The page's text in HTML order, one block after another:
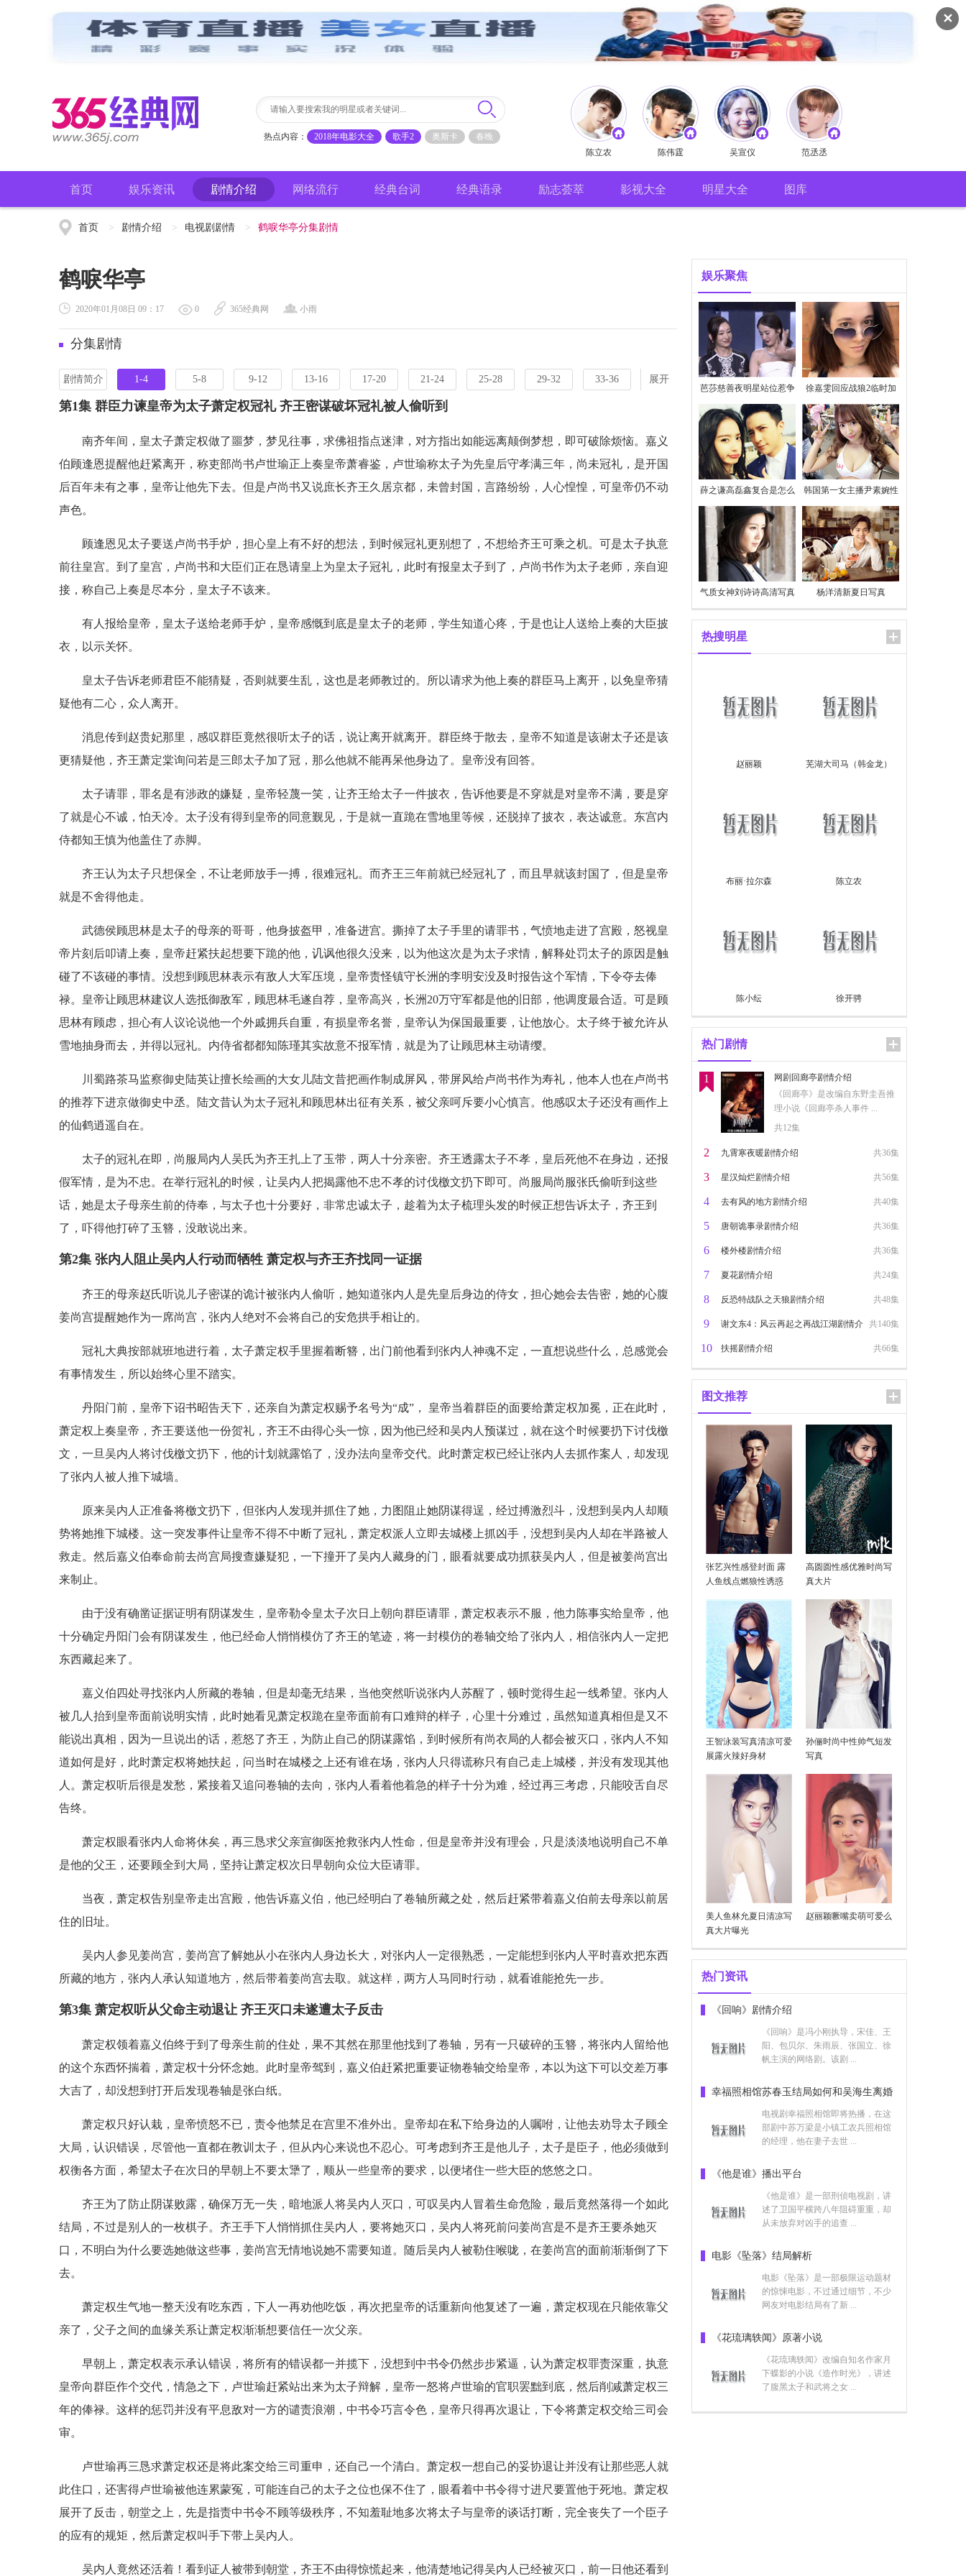
✕
热点内容： 2018年电影大全 歌手2 奥斯卡
春晚
陈立农
陈伟霆 吴宣仪 范丞丞
首页 娱乐资讯 剧情介绍 网络流行 经典台词 经典语录 励志荟萃 影视大全 明星大全 图库
首页 > 剧情介绍 > 电视剧剧情 > 鹤唳华亭分集剧情
鹤唳华亭
2020年01月08日 09：17 0 365经典网 小雨
分集剧情
展开
剧情简介 1-4 5-8 9-12 13-16 17-20 21-24 25-28 29-32 33-36
第1集 群臣力谏皇帝为太子萧定权冠礼 齐王密谋破坏冠礼被人偷听到
南齐年间，皇太子萧定权做了噩梦，梦见往事，求佛祖指点迷津，对方指出如能远离颠倒梦想，即可破除烦恼。嘉义
伯顾逢恩提醒他赶紧离开，称吏部尚书卢世瑜正上奏皇帝萧睿鉴，卢世瑜称太子为先皇后守孝满三年，尚未冠礼，是开国
后百年未有之事，皇帝让他先下去。但是卢尚书又说庶长齐王久居京都，未曾封国，言路纷纷，人心惶惶，可皇帝仍不动
声色。
顾逢恩见太子要送卢尚书手炉，担心皇上有不好的想法，到时候冠礼更别想了，不想给齐王可乘之机。可是太子执意
前往皇宫。到了皇宫，卢尚书和大臣们正在恳请皇上为皇太子冠礼，此时有报皇太子到了，卢尚书作为太子老师，亲自迎
接，称自己上奏是尽本分，皇太子不该来。
有人报给皇帝，皇太子送给老师手炉，皇帝感慨到底是皇太子的老师，学生知道心疼，于是也让人送给上奏的大臣披
衣，以示关怀。
皇太子告诉老师君臣不能猜疑，否则就要生乱，这也是老师教过的。所以请求为他上奏的群臣马上离开，以免皇帝猜
疑他有二心，众人离开。
消息传到赵贵妃那里，感叹群臣竟然很听太子的话，说让离开就离开。群臣终于散去，皇帝不知道是该谢太子还是该
更猜疑他，齐王萧定棠询问若是三郎太子加了冠，那么他就不能再呆他身边了。皇帝没有回答。
太子请罪，罪名是有涉政的嫌疑，皇帝轻蔑一笑，让齐王给太子一件披衣，告诉他要是不穿就是对皇帝不满，要是穿
了就是心不诚，怕天冷。太子没有得到皇帝的同意觐见，于是就一直跪在雪地里等候，还脱掉了披衣，表达诚意。东宫内
侍都知王慎为他盖住了赤脚。
齐王认为太子只想保全，不让老师放手一搏，很难冠礼。而齐王三年前就已经冠礼了，而且早就该封国了，但是皇帝
就是不舍得他走。
武德侯顾思林是太子的母亲的哥哥，他身披盔甲，准备进宫。撕掉了太子手里的请罪书，气愤地走进了宫殿，怒视皇
帝片刻后叩请上奏，皇帝赶紧扶起想要下跪的他，讥讽他很久没来，以为他这次是为太子求情，解释处罚太子的原因是触
碰了不该碰的事情。没想到顾思林表示有敌人大军压境，皇帝责怪镇守长洲的李明安没及时报告这个军情，下令夺去俸
禄。皇帝让顾思林建议人选抵御敌军，顾思林毛遂自荐，皇帝高兴，长洲20万守军都是他的旧部，他调度最合适。可是顾
思林有顾虑，担心有人议论说他一个外戚拥兵自重，有损皇帝名誉，皇帝认为保国最重要，让他放心。太子终于被允许从
雪地抽身而去，并得以冠礼。内侍省都都知陈瑾其实故意不报军情，就是为了让顾思林主动请缨。
川蜀路茶马监察御史陆英让擅长绘画的大女儿陆文昔把画作制成屏风，带屏风给卢尚书作为寿礼，他本人也在卢尚书
的推荐下进京做御史中丞。陆文昔认为太子冠礼和顾思林出征有关系，被父亲呵斥要小心慎言。他感叹太子还没有画作上
的仙鹤逍遥自在。
太子的冠礼在即，尚服局内人吴氏为齐王扎上了玉带，两人十分亲密。齐王透露太子不孝，皇后死他不在身边，还报
假军情，是为不忠。在举行冠礼的时候，让吴内人把揭露他不忠不孝的讨伐檄文扔下即可。尚服局尚服张氏偷听到这些
话，她是太子母亲生前的侍奉，与太子也十分要好，非常忠诚太子，趁着为太子梳理头发的时候正想告诉太子，齐王到
了，吓得他打碎了玉簪，没敢说出来。
第2集 张内人阻止吴内人行动而牺牲 萧定权与齐王齐找同一证据
齐王的母亲赵氏听说儿子密谋的诡计被张内人偷听，她知道张内人是先皇后身边的侍女，担心她会去告密，她的心腹
姜尚宫提醒她作为一席尚宫，张内人绝对不会将自己的安危拱手相让的。
冠礼大典按部就班地进行着，太子萧定权手里握着断簪，出门前他看到张内人神魂不定，一直想说些什么，总感觉会
有事情发生，所以始终心里不踏实。
丹阳门前，皇帝下诏书昭告天下，还亲自为萧定权赐予名号为“成”， 皇帝当着群臣的面要给萧定权加冕，正在此时，
萧定权上奏皇帝，齐王要送他一份贺礼，齐王不由得心头一惊，因为他已经和吴内人预谋过，就在这个时候要扔下讨伐檄
文，一旦吴内人将讨伐檄文扔下，他的计划就露馅了，没办法向皇帝交代。此时萧定权已经让张内人去抓作案人，却发现
了张内人被人推下城墙。
原来吴内人正准备将檄文扔下，但张内人发现并抓住了她，力图阻止她阴谋得逞，经过搏激烈斗，没想到吴内人却顺
势将她推下城楼。这一突发事件让皇帝不得不中断了冠礼，萧定权派人立即去城楼上抓凶手，没想到吴内人却在半路被人
救走。然后嘉义伯奉命前去尚宫局搜查嫌疑犯，一下撞开了吴内人藏身的门，眼看就要成功抓获吴内人，但是被姜尚宫出
来制止。
由于没有确凿证据证明有阴谋发生，皇帝勒令皇太子次日上朝向群臣请罪，萧定权表示不服，他力陈事实给皇帝，他
十分确定丹阳门会有阴谋发生，他已经命人悄悄模仿了齐王的笔迹，将一封模仿的卷轴交给了张内人，相信张内人一定把
东西藏起来了。
嘉义伯四处寻找张内人所藏的卷轴，但是却毫无结果，当他突然听说张内人苏醒了，顿时觉得生起一线希望。张内人
被几人抬到皇帝面前说明实情，此时她看见萧定权跪在皇帝面前有口难辩的样子，心里十分难过，虽然知道真相但是又不
能说出真相，因为一旦说出的话，惹怒了齐王，为防止自己的阴谋露馅，到时候所有尚衣局的人都会被灭口，张内人不知
道如何是好，此时萧定权将她扶起，问当时在城楼之上还有谁在场，张内人只得谎称只有自己走上城楼，并没有发现其他
人。萧定权听后很是发愁，紧接着又追问卷轴的去向，张内人看着他着急的样子十分为难，经过再三考虑，只能咬舌自尽
告终。
萧定权眼看张内人命将休矣，再三恳求父亲宣御医抢救张内人性命，但是皇帝并没有理会，只是淡淡地说明自己不单
是他的父王，还要顾全到大局，坚持让萧定权次日早朝向众位大臣请罪。
当夜，萧定权告别皇帝走出宫殿，他告诉嘉义伯，他已经明白了卷轴所藏之处，然后赶紧带着嘉义伯前去母亲以前居
住的旧址。
吴内人参见姜尚宫，姜尚宫了解她从小在张内人身边长大，对张内人一定很熟悉，一定能想到张内人平时喜欢把东西
所藏的地方，张内人承认知道地方，然后带着姜尚宫去取。就这样，两方人马同时行动，就看谁能抢先一步。
第3集 萧定权听从父命主动退让 齐王灭口未遂遭太子反击
萧定权领着嘉义伯终于到了母亲生前的住处，果不其然在那里他找到了卷轴，另有一只破碎的玉簪，将张内人留给他
的这个东西怀揣着，萧定权十分怀念她。此时皇帝驾到，嘉义伯赶紧把重要证物卷轴交给皇帝，本以为这下可以交差万事
大吉了，却没想到打开后发现卷轴是张白纸。
萧定权只好认栽，皇帝愤怒不已，责令他禁足在宫里不准外出。皇帝却在私下给身边的人嘱咐，让他去劝导太子顾全
大局，认识错误，尽管他一直都在教训太子，但从内心来说也不忍心。可考虑到齐王是他儿子，太子是臣子，他必须做到
权衡各方面，希望太子在次日的早朝上不要太犟了，顺从一些皇帝的要求，以便堵住一些大臣的悠悠之口。
齐王为了防止阴谋败露，确保万无一失，暗地派人将吴内人灭口，可叹吴内人冒着生命危险，最后竟然落得一个如此
结局，不过是别人的一枚棋子。齐王手下人悄悄抓住吴内人，要将她灭口，吴内人将死前问姜尚宫是不是齐王要杀她灭
口，不明白为什么要选她做这些事，姜尚宫无情地说她不需要知道。随后吴内人被勒住喉咙，在姜尚宫的面前渐渐倒了下
去。
萧定权生气地一整天没有吃东西，下人一再劝他吃饭，再次把皇帝的话重新向他复述了一遍，萧定权现在只能依靠父
亲了，父子之间的血缘关系让萧定权渐渐想要信任一次父亲。
早朝上，萧定权表示承认错误，将所有的错误都一并揽下，没想到中书令仍然步步紧逼，认为萧定权罪责深重，执意
皇帝向群臣作个交代，情急之下，卢世瑜赶紧站出来为太子辩解，皇帝一怒将卢世瑜的官职罢黜到底，然后削减萧定权三
年的俸禄。这样的惩罚并没有平息敌对一方的谴责浪潮，中书令巧言令色，皇帝只得再次退让，下令将萧定权交给三司会
审。
卢世瑜再三恳求萧定权还是将此案交给三司重申，还自己一个清白。萧定权一想自己的妥协退让并没有让那些恶人就
此住口，还害得卢世瑜被他连累蒙冤，可能连自己的太子之位也保不住了，眼看着中书令得寸进尺要置他于死地。萧定权
展开了反击，朝堂之上，先是指责中书令不顾等级秩序，不知羞耻地多次将太子与皇帝的谈话打断，完全丧失了一个臣子
的应有的规矩，然后萧定权叫手下带上吴内人。
吴内人竟然还活着！看到证人被带到朝堂，齐王不由得惊慌起来，他清楚地记得吴内人已经被灭口，前一日他还看到
娱乐聚焦
芭莎慈善夜明星站位惹争
议
徐嘉雯回应战狼2临时加
价
薛之谦高磊鑫复合是怎么
回事
韩国第一女主播尹素婉性
感私照
气质女神刘诗诗高清写真 杨洋清新夏日写真
热搜明星
赵丽颖 芜湖大司马（韩金龙）
布丽·拉尔森 陈立农
陈小纭 徐开骋
热门剧情
1
网剧回廊亭剧情介绍
《回廊亭》是改编自东野圭吾推
理小说《回廊亭杀人事件 ...
共12集
2 共36集
九霄寒夜暖剧情介绍
3 共56集
星汉灿烂剧情介绍
4 共40集
去有风的地方剧情介绍
5 共36集
唐朝诡事录剧情介绍
6 共36集
楼外楼剧情介绍
7 共24集
夏花剧情介绍
8 共48集
反恐特战队之天狼剧情介绍
9 共140集
谢文东4：风云再起之再战江湖剧情介
绍
10 共66集
扶摇剧情介绍
图文推荐
张艺兴性感登封面 露
人鱼线点燃狼性诱惑
高圆圆性感优雅时尚写
真大片
王智泳装写真清凉可爱
展露火辣好身材
孙俪时尚中性帅气短发
写真
美人鱼林允夏日清凉写
真大片曝光
赵丽颖噘嘴卖萌可爱么
热门资讯
《回响》剧情介绍
《回响》是冯小刚执导，宋佳、王
阳、包贝尔、朱雨辰、张国立、徐
帆主演的网络剧。该剧 ...
幸福照相馆苏春玉结局如何和吴海生离婚
电视剧幸福照相馆即将热播，在这
部剧中苏万梁是小镇工农兵照相馆
的经理，他在妻子去世 ...
《他是谁》播出平台
《他是谁》是一部刑侦电视剧，讲
述了卫国平横跨八年阻碍重重，却
从未放弃对凶手的追查 ...
电影《坠落》结局解析
电影《坠落》是一部极限运动题材
的惊悚电影，不过通过细节，不少
网友对电影结局有了新 ...
《花琉璃轶闻》原著小说
《花琉璃轶闻》改编自知名作家月
下蝶影的小说《造作时光》，讲述
了腹黑太子和武将之女 ...